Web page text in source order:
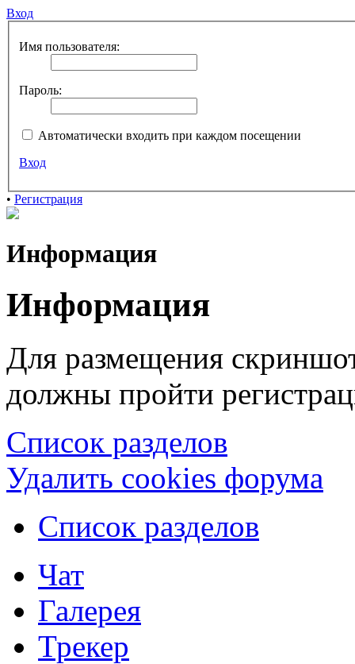
Вход
Имя пользователя:
Пароль:
Автоматически входить при каждом посещении
Вход
• Регистрация
Информация
Информация
Для размещения
должны пройти
Список разделов
Удалить cookies форума
Список разделов
Чат
Галерея
Трекер